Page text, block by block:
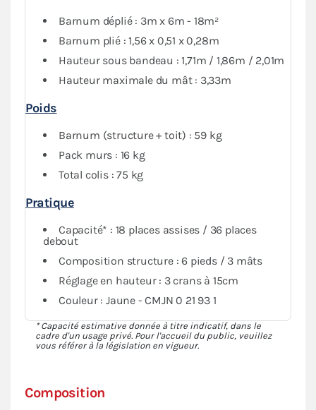
avec porte, vous garantit une protection optimale
contre les intempéries.
Composition
Barnum déplié : 3m x 6m - 18m²
Barnum plié : 1,56 x 0,51 x 0,28m
Hauteur sous bandeau : 1,71m / 1,86m / 2,01m
Hauteur maximale du mât : 3,33m
Poids
Barnum (structure + toit) : 59 kg
Pack murs : 16 kg
Total colis : 75 kg
Pratique
Capacité* : 18 places assises / 36 places
debout
Composition structure : 6 pieds / 3 mâts
Réglage en hauteur : 3 crans à 15cm
Couleur : Jaune - CMJN 0 21 93 1
* Capacité estimative donnée à titre indicatif, dans le
cadre d'un usage privé. Pour l'accueil du public, veuillez
vous référer à la législation en vigueur.